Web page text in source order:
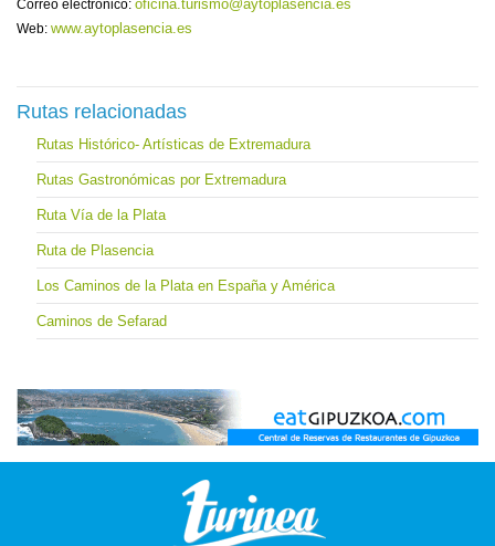
Correo electrónico: oficina.turismo@aytoplasencia.es
Web: www.aytoplasencia.es
Rutas relacionadas
Rutas Histórico- Artísticas de Extremadura
Rutas Gastronómicas por Extremadura
Ruta Vía de la Plata
Ruta de Plasencia
Los Caminos de la Plata en España y América
Caminos de Sefarad